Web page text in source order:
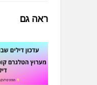
ראה גם